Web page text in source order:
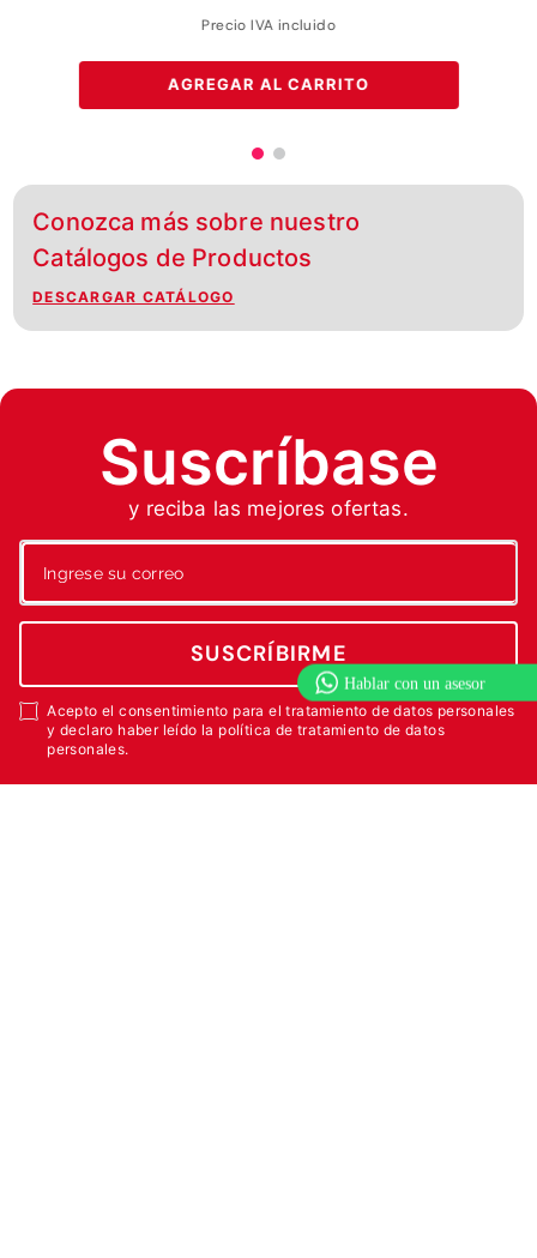
Precio IVA incluido
AGREGAR AL CARRITO
Conozca más sobre nuestro
Catálogos de Productos
DESCARGAR CATÁLOGO
Suscríbase
y reciba las mejores ofertas.
SUSCRÍBIRME
Acepto el consentimiento para el tratamiento de datos personales
y declaro haber leído la política de tratamiento de datos
personales.